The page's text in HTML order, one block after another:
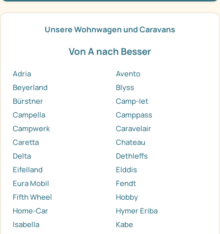
Unsere Wohnwagen und Caravans
Von A nach Besser
Adria
Avento
Beyerland
Blyss
Bürstner
Camp-let
Campella
Camppass
Campwerk
Caravelair
Caretta
Chateau
Delta
Dethleffs
Eifelland
Elddis
Eura Mobil
Fendt
Fifth Wheel
Hobby
Home-Car
Hymer Eriba
Isabella
Kabe